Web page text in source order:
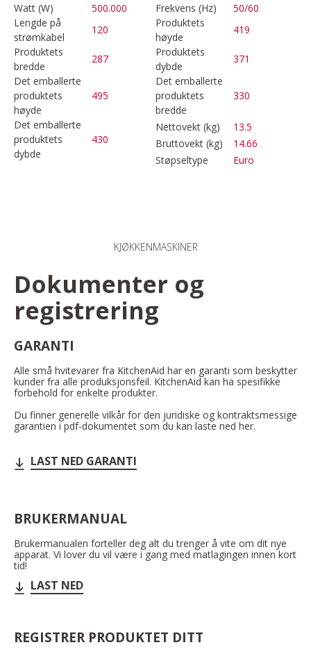
Watt (W) 500.000 Frekvens (Hz)
50/60
Lengde på
strømkabel
120
Produktets
høyde
419
Produktets
bredde
287
Produktets
dybde
371
Det emballerte
produktets
høyde
495
Det emballerte
produktets
bredde
330
Det emballerte
produktets
dybde
430
Nettovekt (kg)
13.5
Bruttovekt (kg)
14.66
Støpseltype
Euro
KJØKKENMASKINER
Dokumenter og
registrering
GARANTI
Alle små hvitevarer fra KitchenAid har en garanti som beskytter
kunder fra alle produksjonsfeil. KitchenAid kan ha spesifikke
forbehold for enkelte produkter.
Du finner generelle vilkår for den juridiske og kontraktsmessige
garantien i pdf-dokumentet som du kan laste ned her.
LAST NED GARANTI
BRUKERMANUAL
Brukermanualen forteller deg alt du trenger å vite om dit nye
apparat. Vi lover du vil være i gang med matlagingen innen kort
tid!
LAST NED
REGISTRER PRODUKTET DITT